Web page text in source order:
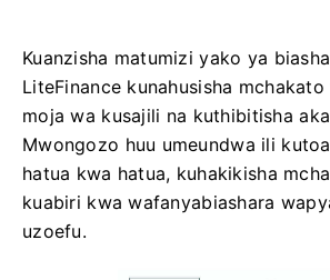
Kuanzisha matumizi yako ya
LiteFinance kunahusisha
moja wa kusajili na kuthibitisha
Mwongozo huu umeundwa ili
hatua kwa hatua, kuhakikisha
kuabiri kwa wafanyabiashara
uzoefu.